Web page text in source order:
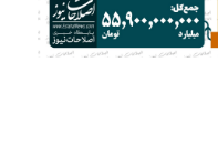
! بودجه ی نهاد های مذهبی